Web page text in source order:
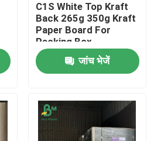
C1S White Top Kraft
Back 265g 350g Kraft
Paper Board For
Packing Box
जांच भेजें